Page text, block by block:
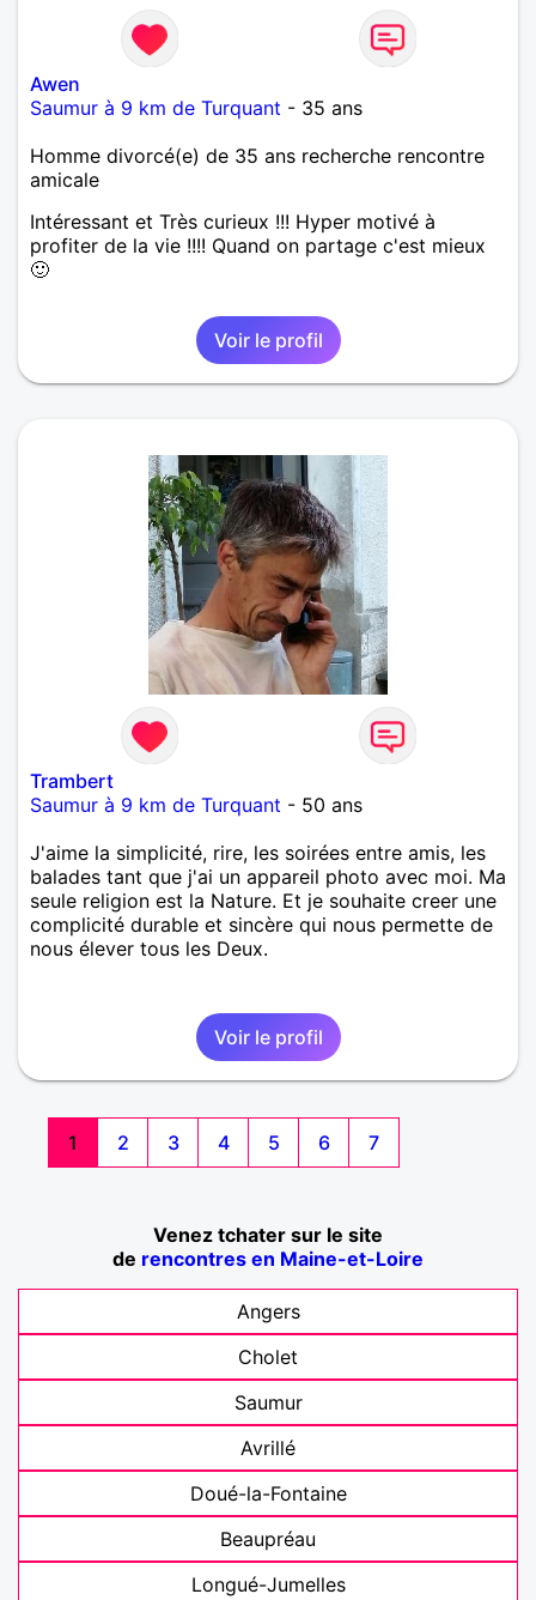
Awen
Saumur à 9 km de Turquant - 35 ans
Homme divorcé(e) de 35 ans recherche rencontre
amicale
Intéressant et Très curieux !!! Hyper motivé à
profiter de la vie !!!! Quand on partage c'est mieux
🙂
Voir le profil
Trambert
Saumur à 9 km de Turquant - 50 ans
J'aime la simplicité, rire, les soirées entre amis, les
balades tant que j'ai un appareil photo avec moi. Ma
seule religion est la Nature. Et je souhaite creer une
complicité durable et sincère qui nous permette de
nous élever tous les Deux.
Voir le profil
1 2 3 4 5 6 7
Venez tchater sur le site
de rencontres en Maine-et-Loire
Angers
Cholet
Saumur
Avrillé
Doué-la-Fontaine
Beaupréau
Longué-Jumelles